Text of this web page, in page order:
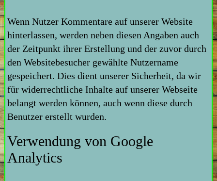
Wenn Nutzer Kommentare auf unserer Website
hinterlassen, werden neben diesen Angaben auch
der Zeitpunkt ihrer Erstellung und der zuvor durch
den Websitebesucher gewählte Nutzername
gespeichert. Dies dient unserer Sicherheit, da wir
für widerrechtliche Inhalte auf unserer Webseite
belangt werden können, auch wenn diese durch
Benutzer erstellt wurden.
Verwendung von Google
Analytics